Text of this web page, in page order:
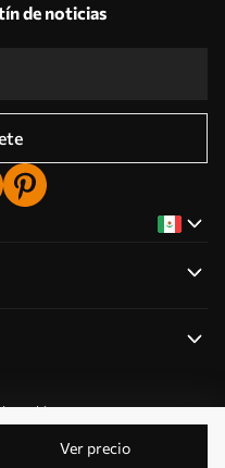
Ver precio
de noticias
cookies
derechos reservados.
CIF: PL9223057591.